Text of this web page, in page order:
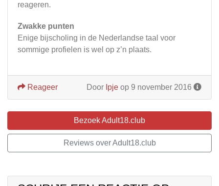
reageren.
Zwakke punten
Enige bijscholing in de Nederlandse taal voor
sommige profielen is wel op z’n plaats.
Door Ipje op 9 november 2016
Reageer
Bezoek Adult18.club
Reviews over Adult18.club